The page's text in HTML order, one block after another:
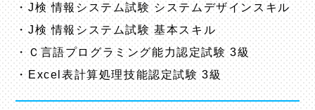
・J検 情報システム試験 システムデザインスキル
・J検 情報システム試験 基本スキル
・Ｃ言語プログラミング能力認定試験 3級
・Excel表計算処理技能認定試験 3級